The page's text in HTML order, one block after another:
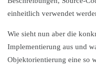
einheitlich verwendet
Wie sieht nun aber die
Implementierung aus und
Objektorientierung eine so